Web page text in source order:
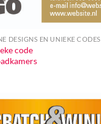
DESIGNS EN UNIEKE CODES
code